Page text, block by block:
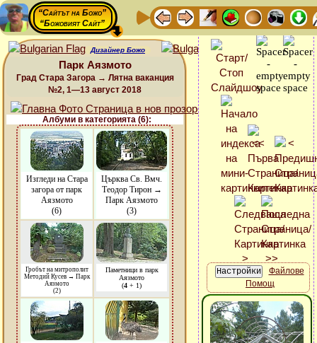
“Сайтът на Божо”
“Божовият Сайт”
Дизайнер Божо
Парк Аязмото
Град Стара Загора → Лятна ваканция
№2, 1—13 август 2018
Албуми в категорията (6):
Изгледи на Стара
загора от парк
Аязмото
(6)
Църква Св. Вмч.
Теодор Тирон →
Парк Аязмото
(3)
Гробът на митрополит
Методий Кусев → Парк
Аязмото
(2)
Паметници в парк
Аязмото
(4 + 1)
Файлове
Помощ